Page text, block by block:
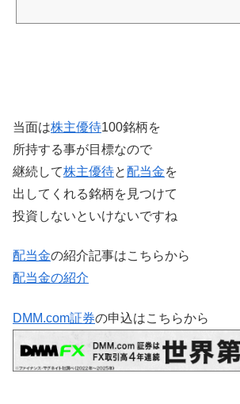
当面は株主優待100銘柄を
所持する事が目標なので
継続して株主優待と配当金を
出してくれる銘柄を見つけて
投資しないといけないですね
配当金の紹介記事はこちらから
配当金の紹介
DMM.com証券の申込はこちらから